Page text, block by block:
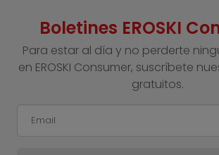
Boletines EROSKI
Para estar al día y no perderte
en EROSKI Consumer, suscríbete
gratuitos.